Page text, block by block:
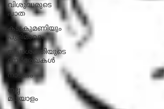
വിശുദ്ധരുടെ
പാത
കടുകുമണിയും
പുളിമാവും
ഇച്ഛാശക്തിയുടെ
നേര്‍രേഖകള്‍
നാടകം
നല്ല
മലയാളം